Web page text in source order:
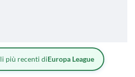
più recenti diEuropa League